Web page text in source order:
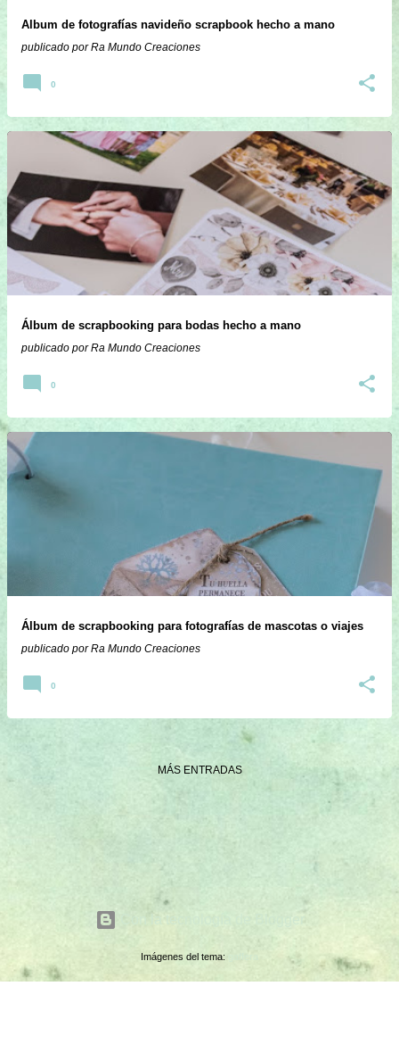
Album de fotografías navideño scrapbook hecho a mano
publicado porRa Mundo Creaciones
0
Álbum de scrapbooking para bodas hecho a mano
publicado porRa Mundo Creaciones
0
Álbum de scrapbooking para fotografías de mascotas o viajes
publicado porRa Mundo Creaciones
0
MÁS ENTRADAS
Con la tecnología de Blogger
Imágenes del tema: